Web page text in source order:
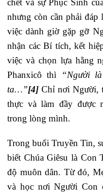
chết và sự Phục Sinh
nhưng còn cần phải
việc dành giờ gặp gỡ
nhận các Bí tích, kết
việc và chọn lựa hằng
Phanxicô thì
“Người
ta…”[4] Chỉ nơi Người,
thực và làm đầy được
trong lòng mình.
Trong buổi Truyền Tin,
biết Chúa Giêsu là Con
độ muôn dân. Từ đó,
và học nơi Người Con